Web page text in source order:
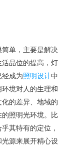
单，主要是解决
品位的提高，灯
经成为照明设计中
境对人的生理和
的差异、地域的
照明光环境。比
其特有的定位，
源来展开精心设